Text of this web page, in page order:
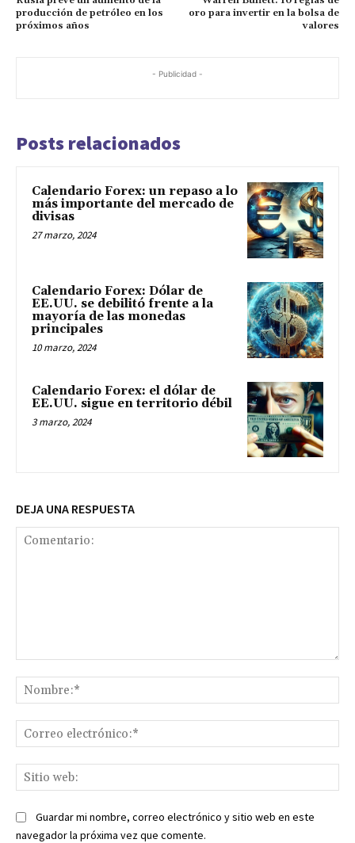
producción de petróleo en los
próximos años
oro para invertir en la bolsa de
valores
- Publicidad -
Posts relacionados
Calendario Forex: un repaso a lo
más importante del mercado de
divisas
27 marzo, 2024
Calendario Forex: Dólar de
EE.UU. se debilitó frente a la
mayoría de las monedas
principales
10 marzo, 2024
Calendario Forex: el dólar de
EE.UU. sigue en territorio débil
3 marzo, 2024
DEJA UNA RESPUESTA
Guardar mi nombre, correo electrónico y sitio web en este
navegador la próxima vez que comente.